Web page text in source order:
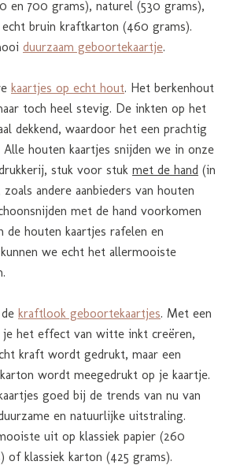
en 700 grams), naturel (530 grams),
bruin kraftkarton (460 grams).
duurzaam geboortekaartje.
kaartjes op echt hout. Het berkenhout
toch heel stevig. De inkten op het
dekkend, waardoor het een prachtig
houten kaartjes snijden we in onze
stuk voor stuk met de hand (in
zoals andere aanbieders van houten
met de hand voorkomen
de houten kaartjes rafelen en
we echt het allermooiste
kraftlook geboortekaartjes. Met een
je het effect van witte inkt creëren,
kraft wordt gedrukt, maar een
wordt meegedrukt op je kaartje.
goed bij de trends van nu van
en natuurlijke uitstraling.
uit op klassiek papier (260
of klassiek karton (425 grams).